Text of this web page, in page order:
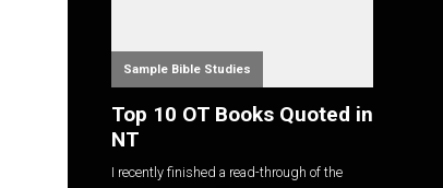
Sample Bible Studies
Top 10 OT Books Quoted in
NT
I recently finished a read-through of the